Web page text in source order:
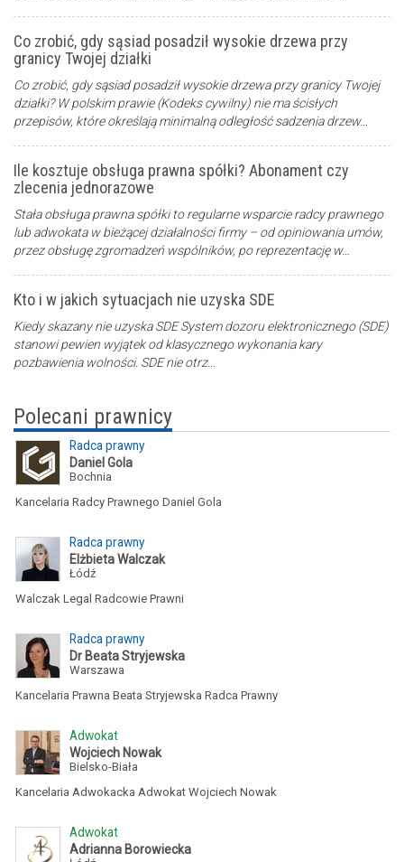
Co zrobić, gdy sąsiad posadził wysokie drzewa przy
granicy Twojej działki
Co zrobić, gdy sąsiad posadził wysokie drzewa przy granicy Twojej
działki? W polskim prawie (Kodeks cywilny) nie ma ścisłych
przepisów, które określają minimalną odległość sadzenia drzew…
Ile kosztuje obsługa prawna spółki? Abonament czy
zlecenia jednorazowe
Stała obsługa prawna spółki to regularne wsparcie radcy prawnego
lub adwokata w bieżącej działalności firmy – od opiniowania umów,
przez obsługę zgromadzeń wspólników, po reprezentację w…
Kto i w jakich sytuacjach nie uzyska SDE
Kiedy skazany nie uzyska SDE System dozoru elektronicznego (SDE)
stanowi pewien wyjątek od klasycznego wykonania kary
pozbawienia wolności. SDE nie otrz…
Polecani prawnicy
Radca prawny
Daniel Gola
Bochnia
Kancelaria Radcy Prawnego Daniel Gola
Radca prawny
Elżbieta Walczak
Łódź
Walczak Legal Radcowie Prawni
Radca prawny
Dr Beata Stryjewska
Warszawa
Kancelaria Prawna Beata Stryjewska Radca Prawny
Adwokat
Wojciech Nowak
Bielsko-Biała
Kancelaria Adwokacka Adwokat Wojciech Nowak
Adwokat
Adrianna Borowiecka